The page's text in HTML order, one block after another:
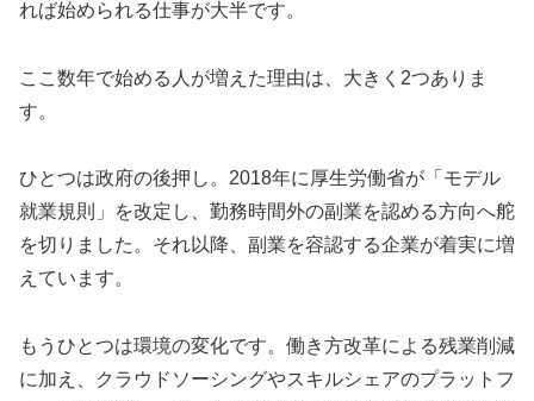
れば始められる仕事が大半です。
ここ数年で始める人が増えた理由は、大きく2つありま
す。
ひとつは政府の後押し。2018年に厚生労働省が「モデル
就業規則」を改定し、勤務時間外の副業を認める方向へ舵
を切りました。それ以降、副業を容認する企業が着実に増
えています。
もうひとつは環境の変化です。働き方改革による残業削減
に加え、クラウドソーシングやスキルシェアのプラットフ